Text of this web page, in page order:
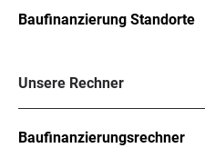
Baufinanzierung Standorte
Unsere Rechner
Baufinanzierungsrechner